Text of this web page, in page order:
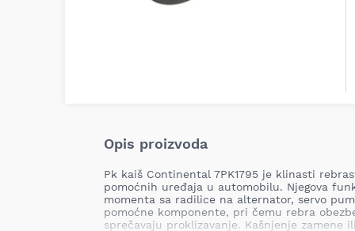
Opis proizvoda
Pk kaiš Continental 7PK1795 je klinasti
pomoćnih uređaja u automobilu. Njegova
momenta sa radilice na alternator, servo
pomoćne komponente, pri čemu rebra
sprečavaju proklizavanje. Kašnjenje zamene